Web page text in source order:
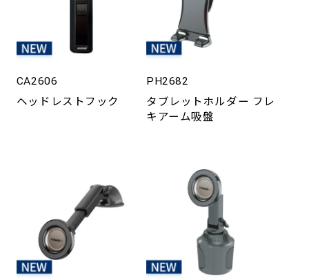
CA2606
ヘッドレストフック
PH2682
タブレットホルダー フレ
キアーム吸盤